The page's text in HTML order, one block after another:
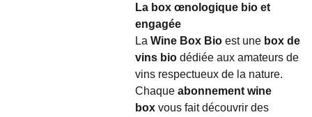
La box œnologique bio et
engagée
La Wine Box Bio est une box de
vins bio dédiée aux amateurs de
vins respectueux de la nature.
Chaque abonnement wine
box vous fait découvrir des